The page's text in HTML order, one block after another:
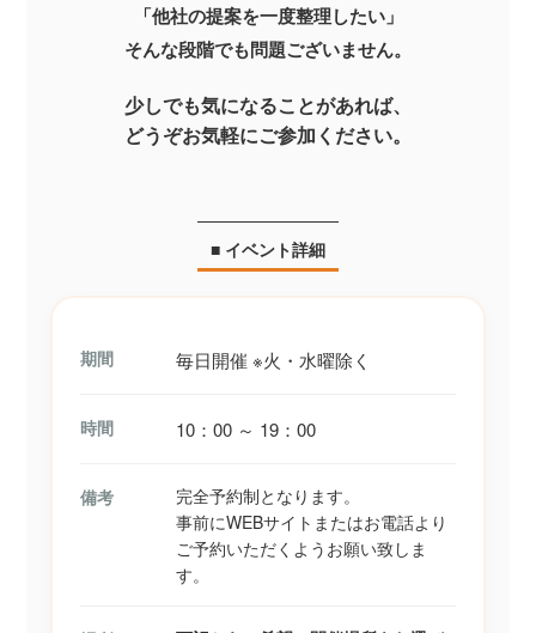
「他社の提案を一度整理したい」
そんな段階でも問題ございません。
少しでも気になることがあれば、
どうぞお気軽にご参加ください。
■ イベント詳細
期間 毎日開催 ※火・水曜除く
時間 10：00 ～ 19：00
備考
完全予約制となります。
事前にWEBサイトまたはお電話より
ご予約いただくようお願い致しま
す。